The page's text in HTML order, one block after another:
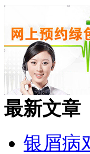
最新文章
银屑病